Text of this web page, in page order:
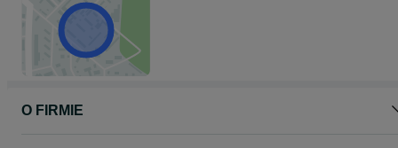
O FIRMIE